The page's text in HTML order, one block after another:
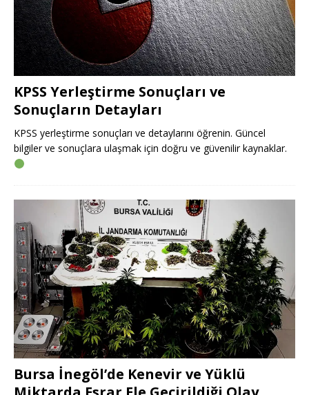
KPSS Yerleştirme Sonuçları ve
Sonuçların Detayları
KPSS yerleştirme sonuçları ve detaylarını öğrenin. Güncel
bilgiler ve sonuçlara ulaşmak için doğru ve güvenilir kaynaklar.
Bursa İnegöl’de Kenevir ve Yüklü